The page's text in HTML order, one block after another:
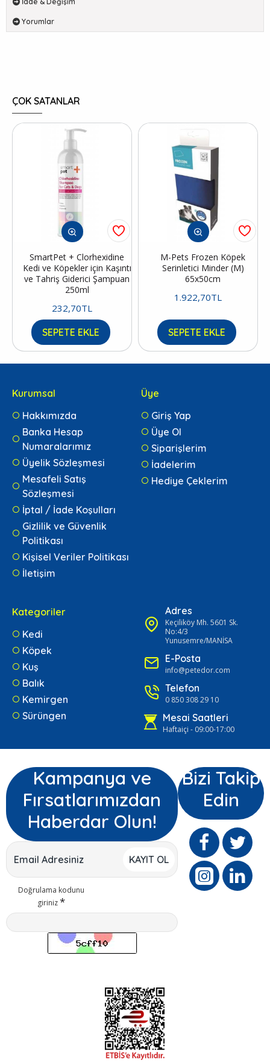
Yorumlar
ÇOK SATANLAR
SmartPet + Clorhexidine
Kedi ve Köpekler için Kaşıntı
ve Tahriş Giderici Şampuan
250ml
232,70TL
SEPETE EKLE
M-Pets Frozen Köpek
Serinletici Minder (M)
65x50cm
1.922,70TL
SEPETE EKLE
Kurumsal
Hakkımızda
Banka Hesap
Numaralarımız
Üyelik Sözleşmesi
Mesafeli Satış
Sözleşmesi
İptal / İade Koşulları
Gizlilik ve Güvenlik
Politikası
Kişisel Veriler Politikası
İletişim
Üye
Giriş Yap
Üye Ol
Siparişlerim
İadelerim
Hediye Çeklerim
Kategoriler
Kedi
Köpek
Kuş
Balık
Kemirgen
Sürüngen
Adres
Keçiliköy Mh. 5601 Sk.
No:4/3
Yunusemre/MANİSA
E-Posta
info@petedor.com
Telefon
0 850 308 29 10
Mesai Saatleri
Haftaiçi - 09:00-17:00
Kampanya ve
Fırsatlarımızdan
Haberdar Olun!
KAYIT OL
Doğrulama kodunu
giriniz
Bizi Takip
Edin